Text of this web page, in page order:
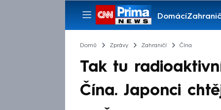
Domácí
Pořady
Domů Zprávy Zahraničí Čína
Tak tu
Čína. Japonci